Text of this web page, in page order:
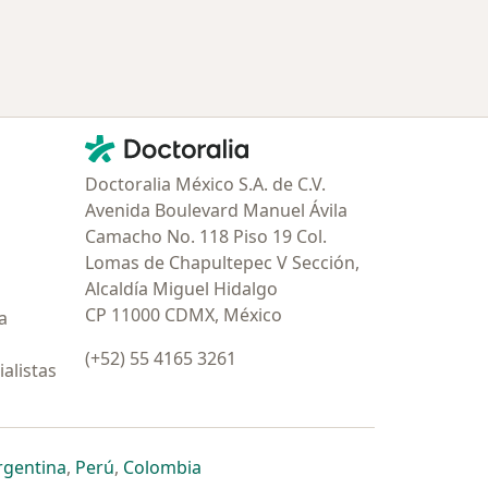
Contacto
Doctoralia - Página de inicio
Doctoralia México S.A. de C.V.
Avenida Boulevard Manuel Ávila
Camacho No. 118 Piso 19 Col.
Lomas de Chapultepec V Sección,
Alcaldía Miguel Hidalgo
CP 11000 CDMX, México
(+52) 55 4165 3261
pestaña
una nueva pestaña
en una nueva pestaña
se abre en una nueva pestaña
, Perúse abre en una nueva pestaña
, Colombiase abre en una nueva pestaña